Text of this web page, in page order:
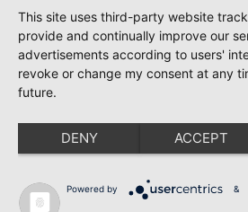
This site uses third-party website
provide and continually improve our
advertisements according to users'
revoke or change my consent at any
future.
DENY ACCEPT
Powered by &